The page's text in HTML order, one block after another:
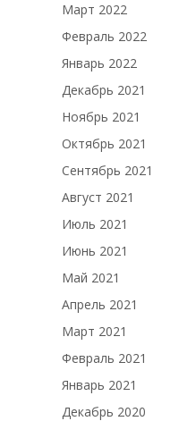
Март 2022
Февраль 2022
Январь 2022
Декабрь 2021
Ноябрь 2021
Октябрь 2021
Сентябрь 2021
Август 2021
Июль 2021
Июнь 2021
Май 2021
Апрель 2021
Март 2021
Февраль 2021
Январь 2021
Декабрь 2020